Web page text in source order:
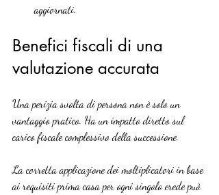
aggiornati.
Benefici fiscali di una
valutazione accurata
Una perizia svolta di persona non è solo un
vantaggio pratico. Ha un impatto diretto sul
carico fiscale complessivo della successione.
La corretta applicazione dei moltiplicatori in base
ai requisiti prima casa per ogni singolo erede può